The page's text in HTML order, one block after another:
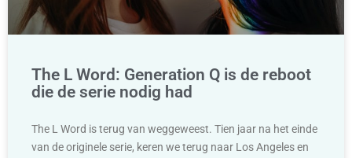
The L Word: Generation Q is de reboot
die de serie nodig had
The L Word is terug van weggeweest. Tien jaar na het einde
van de originele serie, keren we terug naar Los Angeles en